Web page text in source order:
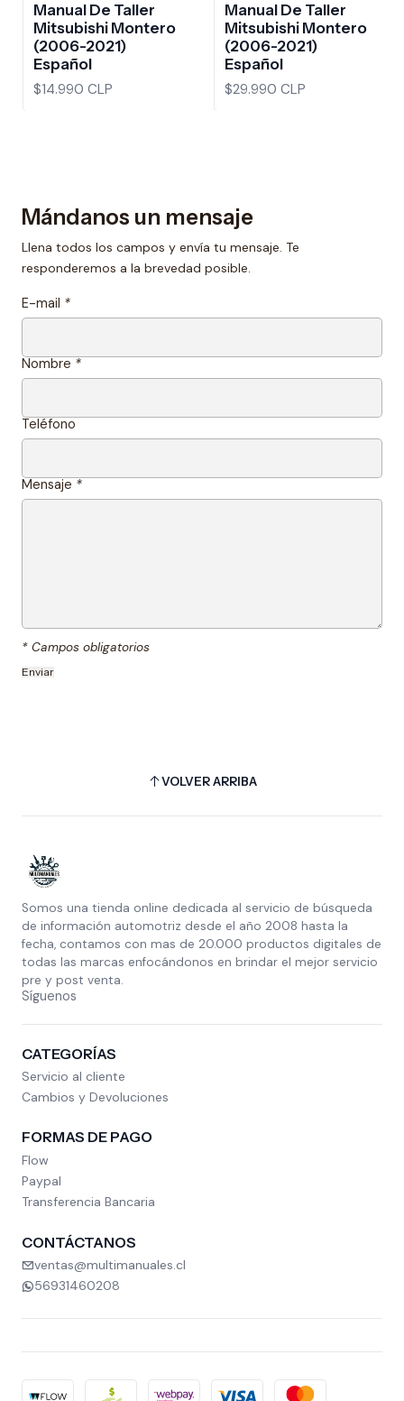
Manual De Taller
Mitsubishi Montero
(2006-2021)
Español
$14.990 CLP
Manual De Taller
Mitsubishi Montero
(2006-2021)
Español
$29.990 CLP
Mándanos un mensaje
Llena todos los campos y envía tu mensaje. Te
responderemos a la brevedad posible.
E-mail *
Nombre *
Teléfono
Mensaje *
* Campos obligatorios
VOLVER ARRIBA
Somos una tienda online dedicada al servicio de búsqueda
de información automotriz desde el año 2008 hasta la
fecha, contamos con mas de 20.000 productos digitales de
todas las marcas enfocándonos en brindar el mejor servicio
pre y post venta.
Síguenos
CATEGORÍAS
Servicio al cliente
Cambios y Devoluciones
FORMAS DE PAGO
Flow
Paypal
Transferencia Bancaria
CONTÁCTANOS
ventas@multimanuales.cl
56931460208